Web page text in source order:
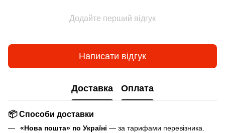
Додайте перший відгук
Написати відгук
Доставка Оплата
📦 Способи доставки
«Нова пошта» по Україні — за тарифами перевізника.